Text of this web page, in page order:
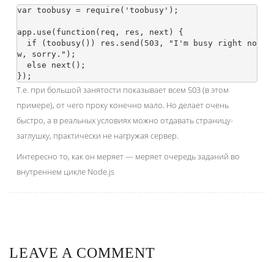
var toobusy = require('toobusy');
app.use(function(req, res, next) {
w, sorry.");
Т.е. при большой занятости показывает всем 503 (в этом
примере), от чего проку конечно мало. Но делает очень
быстро, а в реальных условиях можно отдавать страницу-
заглушку, практически не нагружая сервер.
Интересно то, как он меряет — меряет очередь заданий во
внутреннем цикле Node.js
LEAVE A COMMENT